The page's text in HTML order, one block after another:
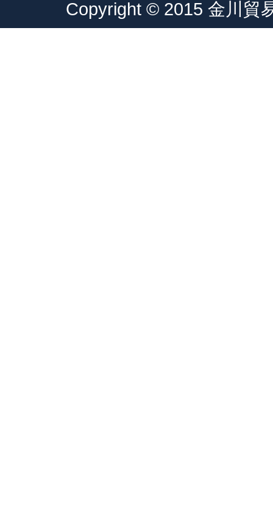
Copyright © 2015 金川貿